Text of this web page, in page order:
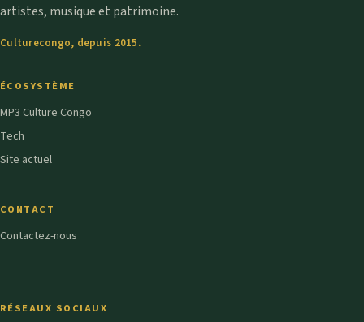
artistes, musique et patrimoine.
Culturecongo, depuis 2015.
ÉCOSYSTÈME
MP3 Culture Congo
Tech
Site actuel
CONTACT
Contactez-nous
RÉSEAUX SOCIAUX